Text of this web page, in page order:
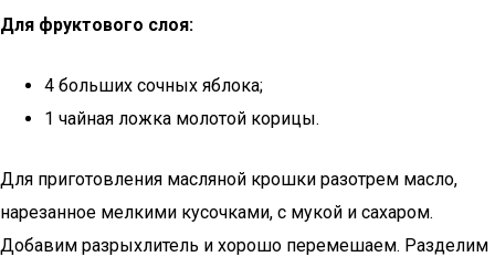
Для фруктового слоя:
4 больших сочных яблока;
1 чайная ложка молотой корицы.
Для приготовления масляной крошки разотрем масло,
нарезанное мелкими кусочками, с мукой и сахаром.
Добавим разрыхлитель и хорошо перемешаем. Разделим